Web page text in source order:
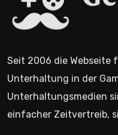
Seit 2006 die Webseite
Unterhaltung in der
Unterhaltungsmedien
einfacher Zeitvertreib,